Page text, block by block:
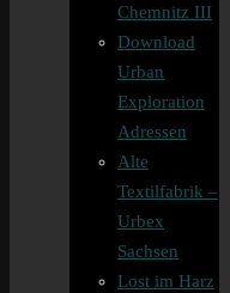
Chemnitz III
Download
Urban
Exploration
Adressen
Alte
Textilfabrik –
Urbex
Sachsen
Lost im Harz